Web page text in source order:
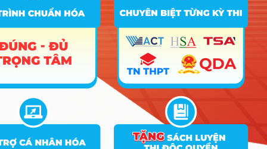
nay đang rất “khát” nhân lực chất lượng cao vì đây
là ngành đặc thù, ít người theo học nhưng vai trò lại
không thể thay thế trong khai thác và xây dựng.
Sinh viên ra trường thường đảm nhận các vị trí:
Kỹ sư thăm dò Dầu khí và Khoáng sản:
Thực hiện các phép đo địa chấn để tìm kiếm
“vàng đen” hoặc kim loại quý dưới lòng đất –
Mức lương khởi điểm tham khảo: 15 – 25
triệu/tháng.